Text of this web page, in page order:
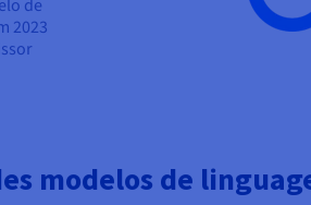
de
2023
modelos de